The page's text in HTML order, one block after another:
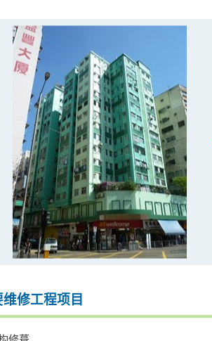
维修工程项目